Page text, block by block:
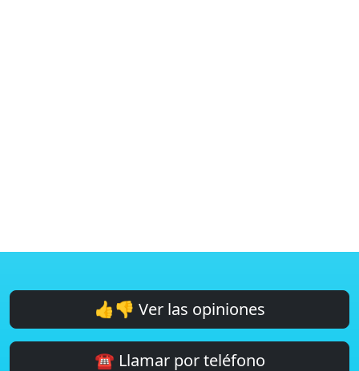
👍👎 Ver las opiniones
☎️ Llamar por teléfono